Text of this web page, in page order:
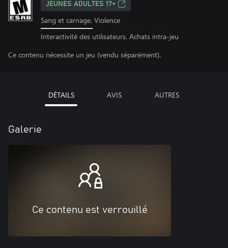
JEUNES ADULTES 17+
Sang et carnage, Violence
Interactivité des utilisateurs, Achats intra-jeu
Ce contenu nécessite un jeu (vendu séparément).
DÉTAILS AVIS AUTRES
Galerie
Ce contenu est verrouillé